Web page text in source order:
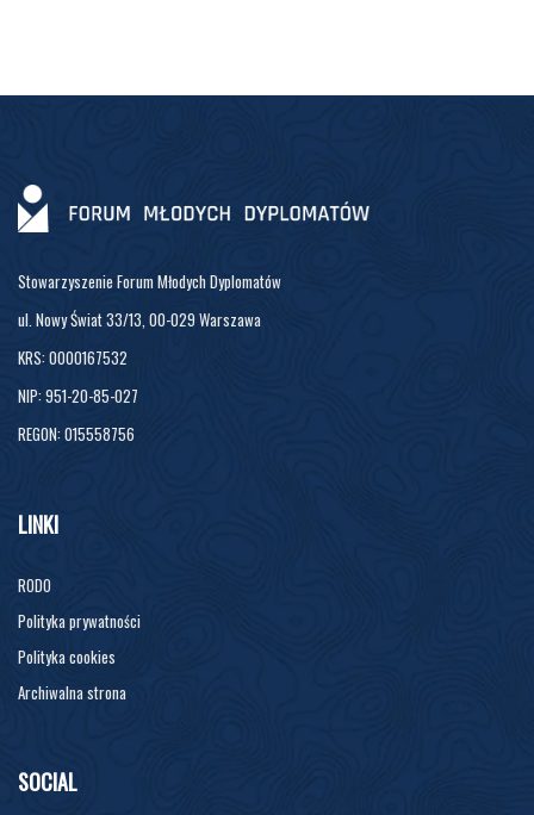
Stowarzyszenie Forum Młodych Dyplomatów
ul. Nowy Świat 33/13, 00-029 Warszawa
KRS: 0000167532
NIP: 951-20-85-027
REGON: 015558756
LINKI
RODO
Polityka prywatności
Polityka cookies
Archiwalna strona
SOCIAL